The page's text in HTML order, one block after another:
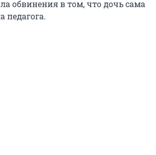
обвинения в том, что дочь сама
педагога.